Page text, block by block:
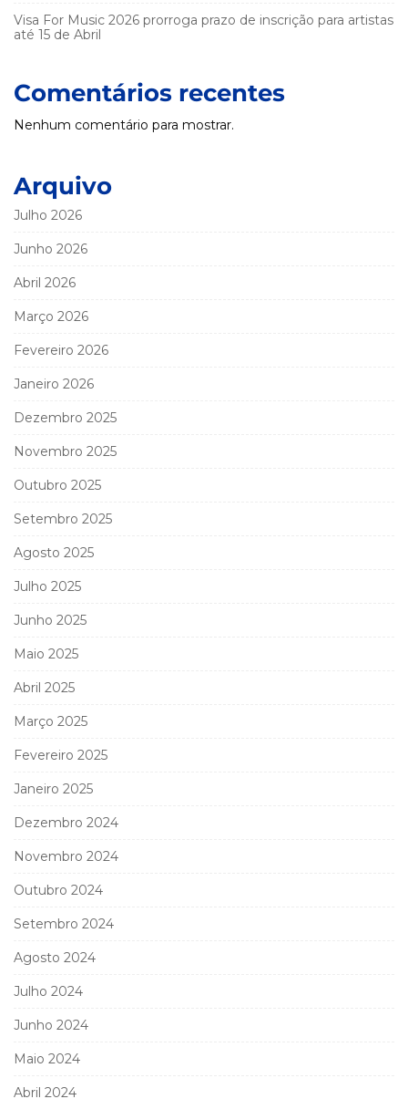
Visa For Music 2026 prorroga prazo de inscrição para artistas
até 15 de Abril
Comentários recentes
Nenhum comentário para mostrar.
Arquivo
Julho 2026
Junho 2026
Abril 2026
Março 2026
Fevereiro 2026
Janeiro 2026
Dezembro 2025
Novembro 2025
Outubro 2025
Setembro 2025
Agosto 2025
Julho 2025
Junho 2025
Maio 2025
Abril 2025
Março 2025
Fevereiro 2025
Janeiro 2025
Dezembro 2024
Novembro 2024
Outubro 2024
Setembro 2024
Agosto 2024
Julho 2024
Junho 2024
Maio 2024
Abril 2024